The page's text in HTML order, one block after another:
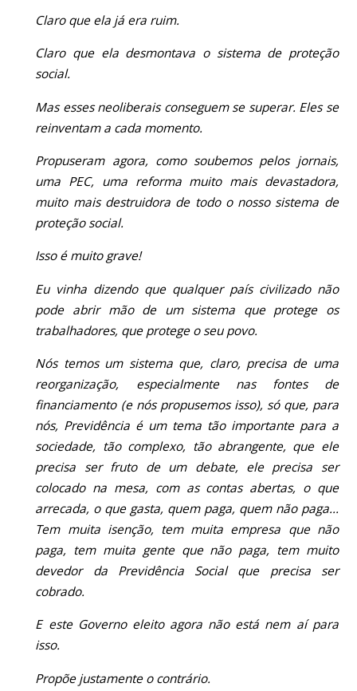
Claro que ela já era ruim.
Claro que ela desmontava o sistema de proteção
social.
Mas esses neoliberais conseguem se superar. Eles se
reinventam a cada momento.
Propuseram agora, como soubemos pelos jornais,
uma PEC, uma reforma muito mais devastadora,
muito mais destruidora de todo o nosso sistema de
proteção social.
Isso é muito grave!
Eu vinha dizendo que qualquer país civilizado não
pode abrir mão de um sistema que protege os
trabalhadores, que protege o seu povo.
Nós temos um sistema que, claro, precisa de uma
reorganização, especialmente nas fontes de
financiamento (e nós propusemos isso), só que, para
nós, Previdência é um tema tão importante para a
sociedade, tão complexo, tão abrangente, que ele
precisa ser fruto de um debate, ele precisa ser
colocado na mesa, com as contas abertas, o que
arrecada, o que gasta, quem paga, quem não paga...
Tem muita isenção, tem muita empresa que não
paga, tem muita gente que não paga, tem muito
devedor da Previdência Social que precisa ser
cobrado.
E este Governo eleito agora não está nem aí para
isso.
Propõe justamente o contrário.